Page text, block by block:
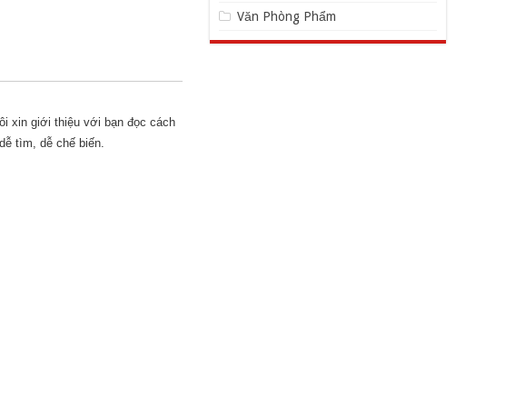
xin giới thiệu với bạn đọc cách
tìm, dễ chế biến.
Văn Phòng Phẩm